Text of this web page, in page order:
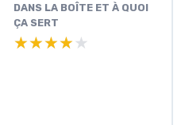
DANS LA BOÎTE ET À QUOI
ÇA SERT
★★★★★
★★★★★